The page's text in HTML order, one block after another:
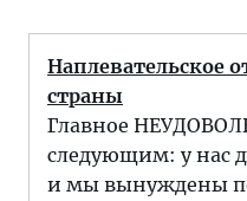
Наплевательское
страны
Главное
следующим: у нас
и мы вынуждены